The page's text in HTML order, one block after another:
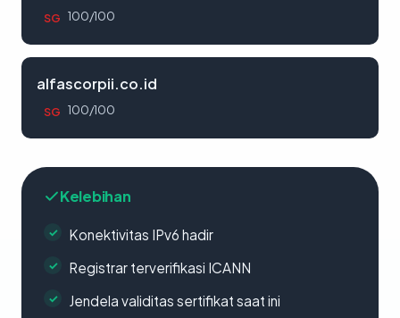
SG 100/100
alfascorpii.co.id
SG 100/100
Kelebihan
Konektivitas IPv6 hadir
Registrar terverifikasi ICANN
Jendela validitas sertifikat saat ini